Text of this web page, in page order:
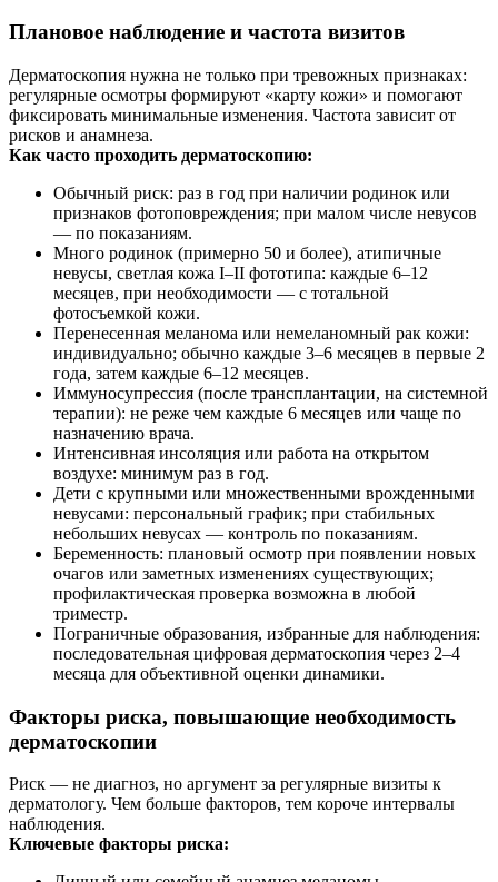
Плановое наблюдение и частота визитов
Дерматоскопия нужна не только при тревожных признаках:
регулярные осмотры формируют «карту кожи» и помогают
фиксировать минимальные изменения. Частота зависит от
рисков и анамнеза.
Как часто проходить дерматоскопию:
Обычный риск: раз в год при наличии родинок или
признаков фотоповреждения; при малом числе невусов
— по показаниям.
Много родинок (примерно 50 и более), атипичные
невусы, светлая кожа I–II фототипа: каждые 6–12
месяцев, при необходимости — с тотальной
фотосъемкой кожи.
Перенесенная меланома или немеланомный рак кожи:
индивидуально; обычно каждые 3–6 месяцев в первые 2
года, затем каждые 6–12 месяцев.
Иммуносупрессия (после трансплантации, на системной
терапии): не реже чем каждые 6 месяцев или чаще по
назначению врача.
Интенсивная инсоляция или работа на открытом
воздухе: минимум раз в год.
Дети с крупными или множественными врожденными
невусами: персональный график; при стабильных
небольших невусах — контроль по показаниям.
Беременность: плановый осмотр при появлении новых
очагов или заметных изменениях существующих;
профилактическая проверка возможна в любой
триместр.
Пограничные образования, избранные для наблюдения:
последовательная цифровая дерматоскопия через 2–4
месяца для объективной оценки динамики.
Факторы риска, повышающие необходимость
дерматоскопии
Риск — не диагноз, но аргумент за регулярные визиты к
дерматологу. Чем больше факторов, тем короче интервалы
наблюдения.
Ключевые факторы риска: